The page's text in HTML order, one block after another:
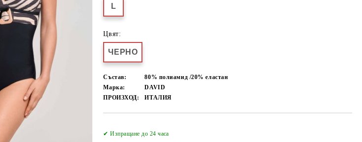
L
Цвят:
ЧЕРНО
Състав:
80% полиамид /20% еластан
Марка:
DAVID
ПРОИЗХОД:
ИТАЛИЯ
✔ Изпращане до 24 часа